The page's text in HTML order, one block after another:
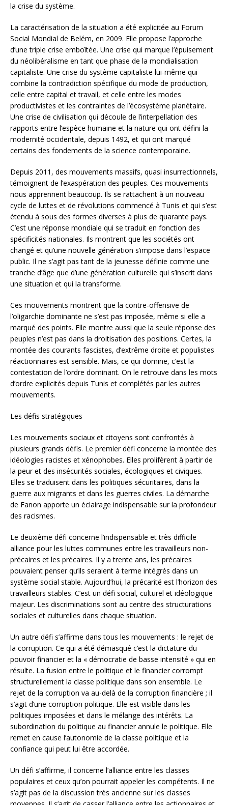
la crise du système.
La caractérisation de la situation a été explicitée au Forum
Social Mondial de Belém, en 2009. Elle propose l’approche
d’une triple crise emboîtée. Une crise qui marque l’épuisement
du néolibéralisme en tant que phase de la mondialisation
capitaliste. Une crise du système capitaliste lui-même qui
combine la contradiction spécifique du mode de production,
celle entre capital et travail, et celle entre les modes
productivistes et les contraintes de l’écosystème planétaire.
Une crise de civilisation qui découle de l’interpellation des
rapports entre l’espèce humaine et la nature qui ont défini la
modernité occidentale, depuis 1492, et qui ont marqué
certains des fondements de la science contemporaine.
Depuis 2011, des mouvements massifs, quasi insurrectionnels,
témoignent de l’exaspération des peuples. Ces mouvements
nous apprennent beaucoup. Ils se rattachent à un nouveau
cycle de luttes et de révolutions commencé à Tunis et qui s’est
étendu à sous des formes diverses à plus de quarante pays.
C’est une réponse mondiale qui se traduit en fonction des
spécificités nationales. Ils montrent que les sociétés ont
changé et qu’une nouvelle génération s’impose dans l’espace
public. Il ne s’agit pas tant de la jeunesse définie comme une
tranche d’âge que d’une génération culturelle qui s’inscrit dans
une situation et qui la transforme.
Ces mouvements montrent que la contre-offensive de
l’oligarchie dominante ne s’est pas imposée, même si elle a
marqué des points. Elle montre aussi que la seule réponse des
peuples n’est pas dans la droitisation des positions. Certes, la
montée des courants fascistes, d’extrême droite et populistes
réactionnaires est sensible. Mais, ce qui domine, c’est la
contestation de l’ordre dominant. On le retrouve dans les mots
d’ordre explicités depuis Tunis et complétés par les autres
mouvements.
Les défis stratégiques
Les mouvements sociaux et citoyens sont confrontés à
plusieurs grands défis. Le premier défi concerne la montée des
idéologies racistes et xénophobes. Elles prolifèrent à partir de
la peur et des insécurités sociales, écologiques et civiques.
Elles se traduisent dans les politiques sécuritaires, dans la
guerre aux migrants et dans les guerres civiles. La démarche
de Fanon apporte un éclairage indispensable sur la profondeur
des racismes.
Le deuxième défi concerne l’indispensable et très difficile
alliance pour les luttes communes entre les travailleurs non-
précaires et les précaires. Il y a trente ans, les précaires
pouvaient penser qu’ils seraient à terme intégrés dans un
système social stable. Aujourd’hui, la précarité est l’horizon des
travailleurs stables. C’est un défi social, culturel et idéologique
majeur. Les discriminations sont au centre des structurations
sociales et culturelles dans chaque situation.
Un autre défi s’affirme dans tous les mouvements : le rejet de
la corruption. Ce qui a été démasqué c’est la dictature du
pouvoir financier et la « démocratie de basse intensité » qui en
résulte. La fusion entre le politique et le financier corrompt
structurellement la classe politique dans son ensemble. Le
rejet de la corruption va au-delà de la corruption financière ; il
s’agit d’une corruption politique. Elle est visible dans les
politiques imposées et dans le mélange des intérêts. La
subordination du politique au financier annule le politique. Elle
remet en cause l’autonomie de la classe politique et la
confiance qui peut lui être accordée.
Un défi s’affirme, il concerne l’alliance entre les classes
populaires et ceux qu’on pourrait appeler les compétents. Il ne
s’agit pas de la discussion très ancienne sur les classes